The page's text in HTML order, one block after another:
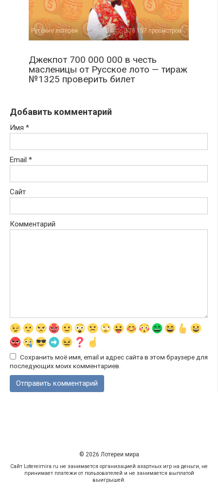
Русские лотереи 0 78 157 просмотров
Джекпот 700 000 000 в честь
масленицы от Русское лото — тираж
№1325 проверить билет
Добавить комментарий
Имя *
Email *
Сайт
Комментарий
Сохранить моё имя, email и адрес сайта в этом браузере для
последующих моих комментариев.
© 2026 Лотереи мира
Сайт Lotereimira.ru не занимается организацией азартных игр на деньги, не
принимает платежи от пользователей и не занимается выплатой
выигрышей.